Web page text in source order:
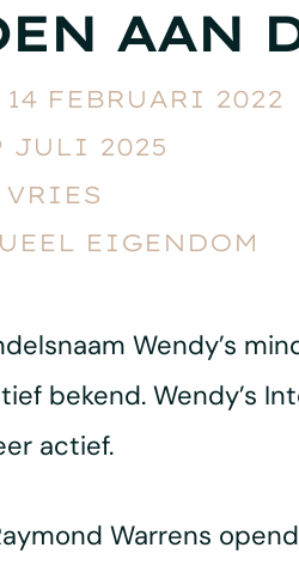
AAN
14 FEBRUARI 2022
JULI 2025
EIGENDOM
Wendy’s
bekend. Wendy’s
actief.
Warrens